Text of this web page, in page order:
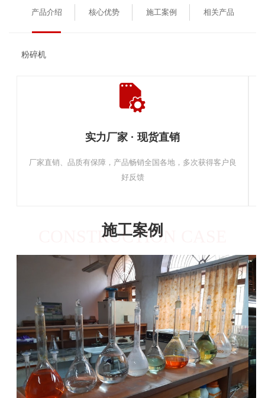
产品介绍 核心优势 施工案例 相关产品
粉碎机
实力厂家 · 现货直销
厂家直销、品质有保障，产品畅销全国各地，多次获得客户良
好反馈
施工案例
CONSTRUCTION CASE